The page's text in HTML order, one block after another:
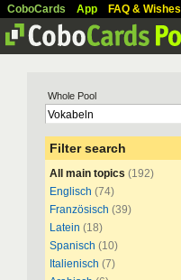
CoboCards App FAQ & Wishes
Whole Pool
Filter search
All main topics (192)
Englisch (74)
Französisch (39)
Latein (18)
Spanisch (10)
Italienisch (7)